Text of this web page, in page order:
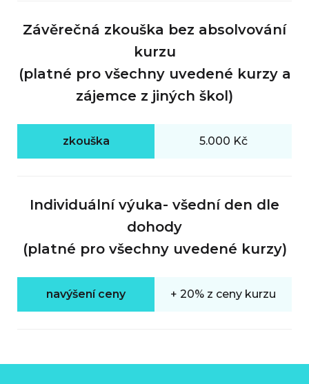
Závěrečná zkouška bez absolvování
kurzu
(platné pro všechny uvedené kurzy a
zájemce z jiných škol)
zkouška 5.000 Kč
Individuální výuka- všední den dle
dohody
(platné pro všechny uvedené kurzy)
navýšení ceny + 20% z ceny kurzu